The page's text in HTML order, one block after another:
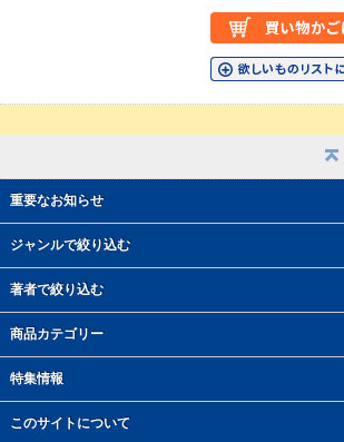
重要なお知らせ
ジャンルで絞り込む
著者で絞り込む
商品カテゴリー
特集情報
このサイトについて